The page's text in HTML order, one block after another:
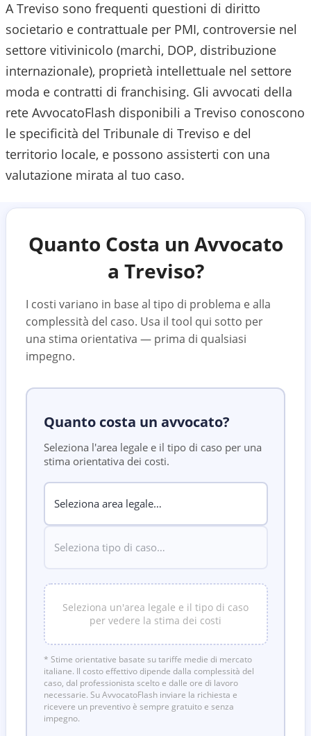
A Treviso sono frequenti questioni di diritto
societario e contrattuale per PMI, controversie nel
settore vitivinicolo (marchi, DOP, distribuzione
internazionale), proprietà intellettuale nel settore
moda e contratti di franchising. Gli avvocati della
rete AvvocatoFlash disponibili a Treviso conoscono
le specificità del Tribunale di Treviso e del
territorio locale, e possono assisterti con una
valutazione mirata al tuo caso.
Quanto Costa un Avvocato
a Treviso?
I costi variano in base al tipo di problema e alla
complessità del caso. Usa il tool qui sotto per
una stima orientativa — prima di qualsiasi
impegno.
Quanto costa un avvocato?
Seleziona l'area legale e il tipo di caso per una
stima orientativa dei costi.
Seleziona un'area legale e il tipo di caso
per vedere la stima dei costi
* Stime orientative basate su tariffe medie di mercato
italiane. Il costo effettivo dipende dalla complessità del
caso, dal professionista scelto e dalle ore di lavoro
necessarie. Su AvvocatoFlash inviare la richiesta e
ricevere un preventivo è sempre gratuito e senza
impegno.